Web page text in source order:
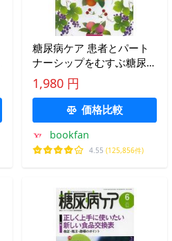
糖尿病ケア 患者とパート
ナーシップをむすぶ糖尿病
療養援助 Vol.9No.12(2012-
12)
1,980 円
価格比較
bookfan
4.55 (125,856件)